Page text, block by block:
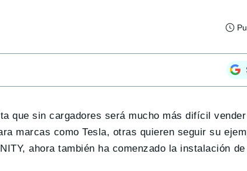
que sin cargadores será mucho más difícil
marcas como Tesla, otras quieren seguir su
ahora también ha comenzado la instalación